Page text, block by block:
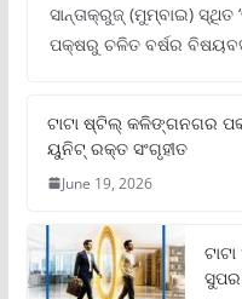
ସାନ୍ତାକ୍ରୁଜ୍ (ମୁମ୍ବାଇ)
ପକ୍ଷରୁ ଚଳିତ ବର୍ଷର
ଟାଟା ଷ୍ଟିଲ୍‌ କଳିଙ୍ଗନଗର
ୟୁନିଟ୍‌ ରକ୍ତ ସଂଗୃହୀତ
June 19, 2026
ସୁପର